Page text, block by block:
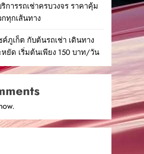
การรถเช่าครบวงจร ราคาคุ้ม
ทุกเส้นทาง
ค์ภูเก็ต กับต้นรถเช่า เดินทาง
ยัด เริ่มต้นเพียง 150 บาท/วัน